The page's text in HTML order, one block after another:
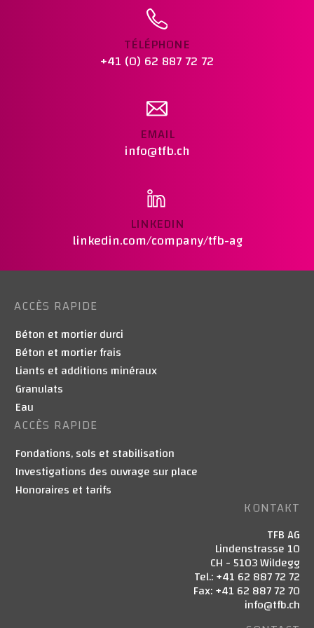
Ajouter au panier
TÉLÉPHONE
+41 (0) 62 887 72 72
EMAIL
info@tfb.ch
LINKEDIN
linkedin.com/company/tfb-ag
ACCÈS RAPIDE
Béton et mortier durci
Béton et mortier frais
Liants et additions minéraux
Granulats
Eau
ACCÈS RAPIDE
Fondations, sols et stabilisation
Investigations des ouvrage sur place
Honoraires et tarifs
KONTAKT
TFB AG
Lindenstrasse 10
CH - 5103 Wildegg
Tel.: +41 62 887 72 72
Fax: +41 62 887 72 70
info@tfb.ch